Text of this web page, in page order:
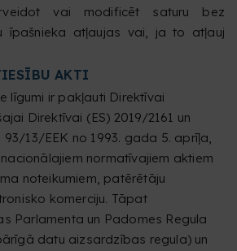
vai modificēt saturu bez
īpašnieka atļaujas vai, ja to atļauj
AKTI
līgumi ir pakļauti Direktīvai
Direktīvai (ES) 2019/2161 un
13/EEK no 1993. gada 5. aprīļa,
normatīvajiem aktiem
noteikumiem, patērētāju
komerciju. Tāpat
Parlamenta un Padomes Regula
datu aizsardzības regula) un